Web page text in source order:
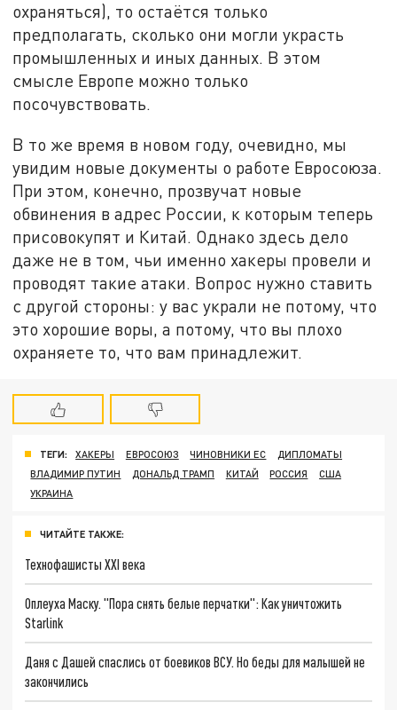
охраняться), то остаётся только
предполагать, сколько они могли украсть
промышленных и иных данных. В этом
смысле Европе можно только
посочувствовать.
В то же время в новом году, очевидно, мы
увидим новые документы о работе Евросоюза.
При этом, конечно, прозвучат новые
обвинения в адрес России, к которым теперь
присовокупят и Китай. Однако здесь дело
даже не в том, чьи именно хакеры провели и
проводят такие атаки. Вопрос нужно ставить
с другой стороны: у вас украли не потому, что
это хорошие воры, а потому, что вы плохо
охраняете то, что вам принадлежит.
ТЕГИ: ХАКЕРЫ ЕВРОСОЮЗ ЧИНОВНИКИ ЕС
ДИПЛОМАТЫ
ВЛАДИМИР ПУТИН
ДОНАЛЬД ТРАМП КИТАЙ РОССИЯ
США
УКРАИНА
ЧИТАЙТЕ ТАКЖЕ:
Технофашисты XXI века
Оплеуха Маску. "Пора снять белые перчатки": Как уничтожить
Starlink
Даня с Дашей спаслись от боевиков ВСУ. Но беды для малышей не
закончились